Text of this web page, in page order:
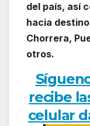
del país, así
hacia
Chorrera,
otros.
recibe
celular